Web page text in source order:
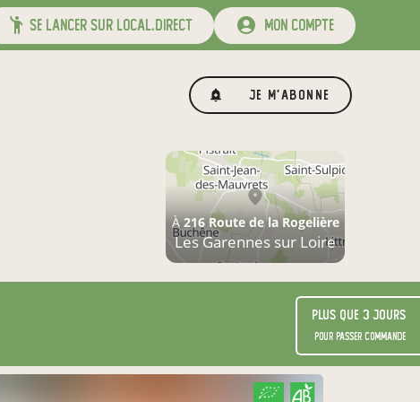
se lancer sur local.direct mon compte
Je m'abonne
À216 Route de la Rogelière
Les Garennes sur Loire
Plus que 3 jours
pour passer commande